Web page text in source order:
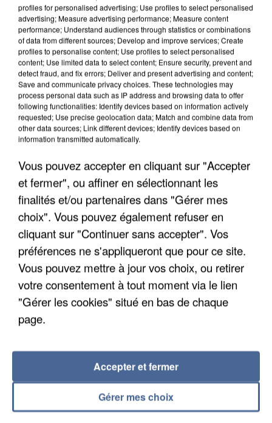
APRÈS TOUTES CES CANICULES, LES REFUGES
DE FAUNE SAUVAGE SONT...
L’UN DES FONDATEURS SUPPOSÉS DE LA DZ
MAFIA INTERPELLÉ EN ALGÉRIE
profiles for personalised advertising; Use profiles to select personalised
advertising; Measure advertising performance; Measure content
performance; Understand audiences through statistics or combinations
of data from different sources; Develop and improve services; Create
profiles to personalise content; Use profiles to select personalised
content; Use limited data to select content; Ensure security, prevent and
detect fraud, and fix errors; Deliver and present advertising and content;
Save and communicate privacy choices. These technologies may
process personal data such as IP address and browsing data to offer
following functionalities: Identify devices based on information actively
requested; Use precise geolocation data; Match and combine data from
other data sources; Link different devices; Identify devices based on
information transmitted automatically.
Vous pouvez accepter en cliquant sur "Accepter
et fermer", ou affiner en sélectionnant les
finalités et/ou partenaires dans "Gérer mes
choix". Vous pouvez également refuser en
cliquant sur "Continuer sans accepter". Vos
préférences ne s'appliqueront que pour ce site.
Vous pouvez mettre à jour vos choix, ou retirer
votre consentement à tout moment via le lien
"Gérer les cookies" situé en bas de chaque
page.
Gérer mes choix
Accepter et fermer